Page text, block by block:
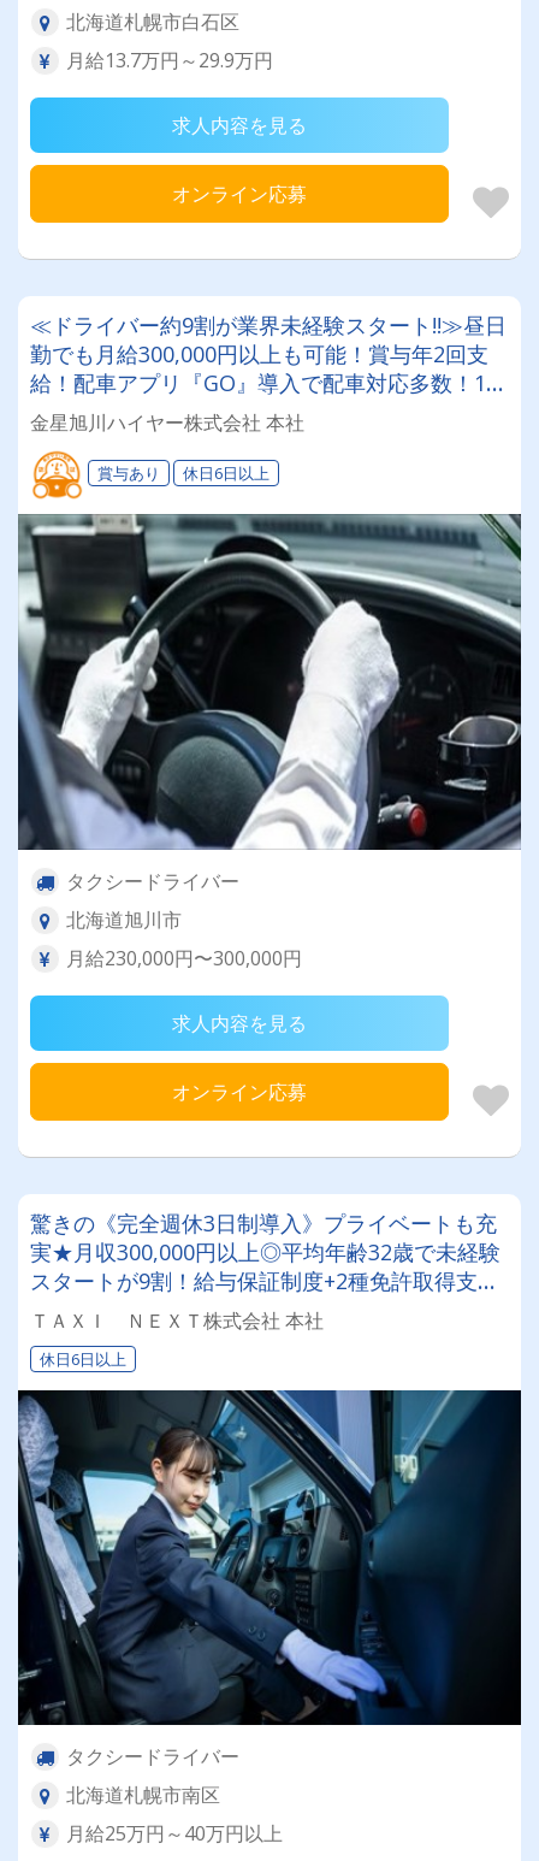
北海道札幌市白石区
月給13.7万円～29.9万円
求人内容を見る
オンライン応募
≪ドライバー約9割が業界未経験スタート!!≫昼日
勤でも月給300,000円以上も可能！賞与年2回支
給！配車アプリ『GO』導入で配車対応多数！1か
ら研修で教えるので未経験でもご安心を♪
金星旭川ハイヤー株式会社 本社
賞与あり 休日6日以上
タクシードライバー
北海道旭川市
月給230,000円〜300,000円
求人内容を見る
オンライン応募
驚きの《完全週休3日制導入》プライベートも充
実★月収300,000円以上◎平均年齢32歳で未経験
スタートが9割！給与保証制度+2種免許取得支援
制度も適用◎ 札幌で次世代を担うタクシー会
ＴＡＸＩ ＮＥＸＴ株式会社 本社
休日6日以上
タクシードライバー
北海道札幌市南区
月給25万円～40万円以上